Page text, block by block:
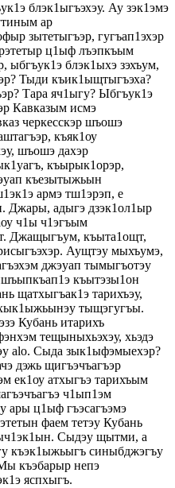
блэк1ыгъэхэу. Ау зэк1эмэ
ар
зытетыгъэр, гугъап1эхэр
ц1ыф лъэпкъым
блэк1ыхэ зэхъум,
Тыди къик1ыщтыгъэха?
Тара яч1ыгу? Ыбгъук1э
Кавказым исмэ
черкесскэр шъошэ
къяк1оу
шъошэ дахэр
къырык1орэр,
къезытыжьын
армэ тш1эрэп, е
Джары, адыгэ дзэк1ол1ыр
ч1ы ч1эгъым
Джащыгъум, къыта1ощт,
Аущтэу мыхъумэ,
джэуап тымыгъотэу
къытэзы1он
щатхыгъак1э тарихъэу,
тыщэгугъы.
Кубань итарихъ
тещыныхьэхэу, хьэдэ
alo. Сыда зык1ыфэмыехэр?
дэжь щигъэчъагъэр
ек1оу атхыгъэ тарихъым
ч1ып1эм
ц1ыф гъэсагъэмэ
фаем тетэу Кубань
Сыдэу щытми, а
къэк1ыжьыгъ синыбджэгъу
къэбарыр непэ
яспхыгъ.